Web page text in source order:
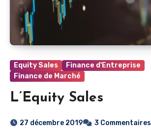
Equity Sales
Finance d'Entreprise
Finance de Marché
L’Equity Sales
27 décembre 2019 3 Commentaires